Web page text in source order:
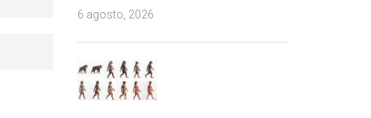
6 agosto, 2026